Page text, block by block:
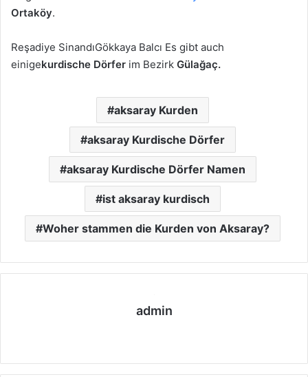
Ortaköy.
Reşadiye SinandıGökkaya Balcı Es gibt auch
einigekurdische Dörfer im Bezirk Gülağaç.
aksaray Kurden
aksaray Kurdische Dörfer
aksaray Kurdische Dörfer Namen
ist aksaray kurdisch
Woher stammen die Kurden von Aksaray?
admin
eit